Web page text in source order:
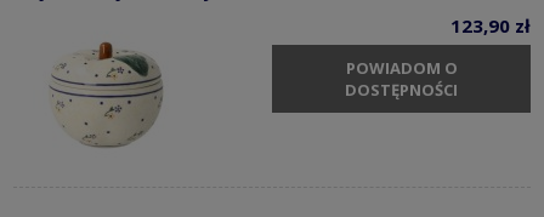
123,90 zł
POWIADOM O
DOSTĘPNOŚCI